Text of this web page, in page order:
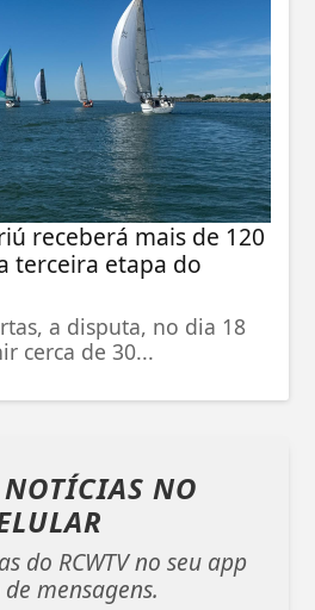
receberá mais de 120
terceira etapa do
a disputa, no dia 18
cerca de 30...
NO
do RCWTV no seu app
mensagens.